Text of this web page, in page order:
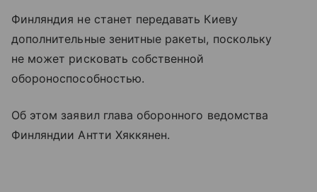
Финляндия не станет передавать Киеву
дополнительные зенитные ракеты, поскольку
не может рисковать собственной
обороноспособностью.
Об этом заявил глава оборонного ведомства
Финляндии Антти Хяккянен.